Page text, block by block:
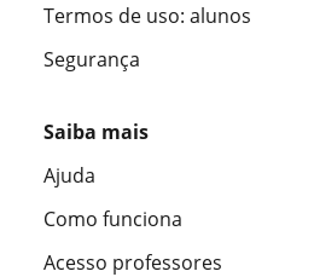
Termos de uso: alunos
Segurança
Saiba mais
Ajuda
Como funciona
Acesso professores